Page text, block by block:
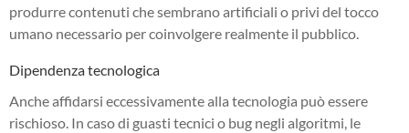
produrre contenuti che sembrano artificiali o privi del tocco
umano necessario per coinvolgere realmente il pubblico.
Dipendenza tecnologica
Anche affidarsi eccessivamente alla tecnologia può essere
rischioso. In caso di guasti tecnici o bug negli algoritmi, le